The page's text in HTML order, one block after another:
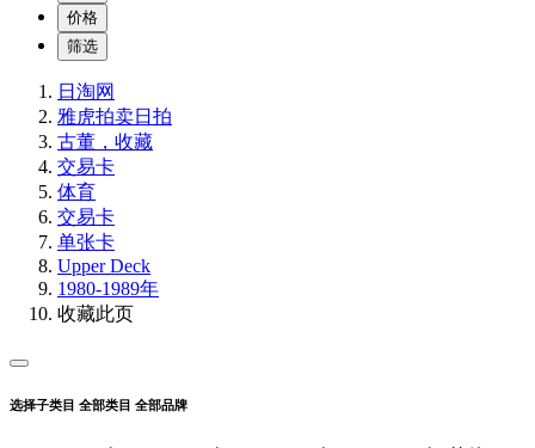
价格
筛选
日淘网
雅虎拍卖日拍
古董，收藏
交易卡
体育
交易卡
单张卡
Upper Deck
1980-1989年
收藏此页
选择子类目 全部类目 全部品牌